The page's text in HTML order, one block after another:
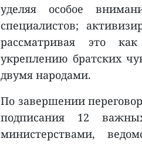
уделяя особое
специалистов;
рассматривая это
укреплению братских
двумя народами.
По завершении
подписания 12
министерствами,